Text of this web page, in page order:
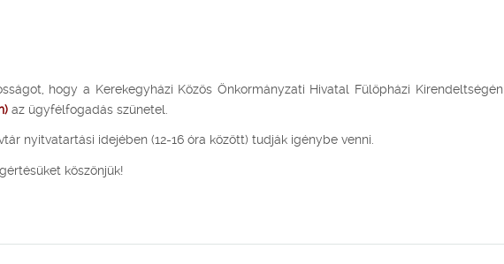
hogy a Kerekegyházi Közös Önkormányzati Hivatal Fülöpházi Kirendeltségén
az ügyfélfogadás szünetel.
nyitvatartási idejében (12-16 óra között) tudják igénybe venni.
köszönjük!